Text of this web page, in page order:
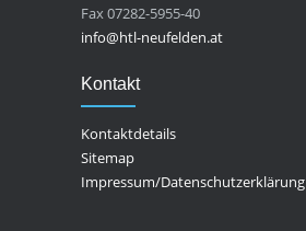
Fax 07282-5955-40
info@htl-neufelden.at
Kontakt
Kontaktdetails
Sitemap
Impressum/Datenschutzerklärung